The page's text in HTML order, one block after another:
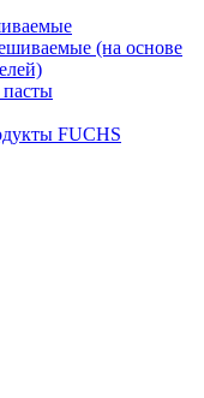
(на основе
FUCHS